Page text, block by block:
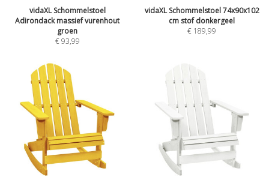
vidaXL Schommelstoel
Adirondack massief vurenhout
groen
€93,99
vidaXL Schommelstoel 74x90x102
cm stof donkergeel
€ 189,99